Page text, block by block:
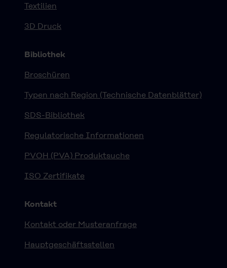
Textilien
3D Druck
Bibliothek
Broschüren
Typen nach Region (Technische Datenblätter)
SDS-Bibliothek
Regulatorische Informationen
PVOH (PVA) Produktsuche
ISO Zertifikate
Kontakt
Kontakt oder Musteranfrage
Hauptgeschäftsstellen